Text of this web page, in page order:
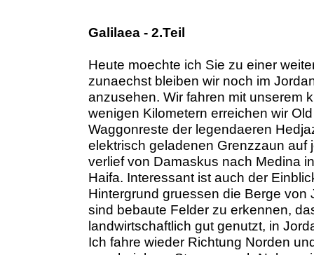
Galilaea - 2.Teil
Heute moechte ich Sie zu einer
zunaechst bleiben wir noch im
anzusehen. Wir fahren mit unserem
wenigen Kilometern erreichen wir
Waggonreste der legendaeren
elektrisch geladenen Grenzzaun
verlief von Damaskus nach Medina
Haifa. Interessant ist auch der
Hintergrund gruessen die Berge
sind bebaute Felder zu erkennen,
landwirtschaftlich gut genutzt, in
Ich fahre wieder Richtung Norden